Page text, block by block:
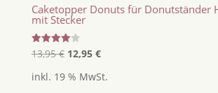
Caketopper Donuts für Donutständer
mit Stecker
Bewertet
mit
von 5
13,95€ Ursprünglicher
war:
12,95 €Aktueller
ist:
inkl. 19 % MwSt.